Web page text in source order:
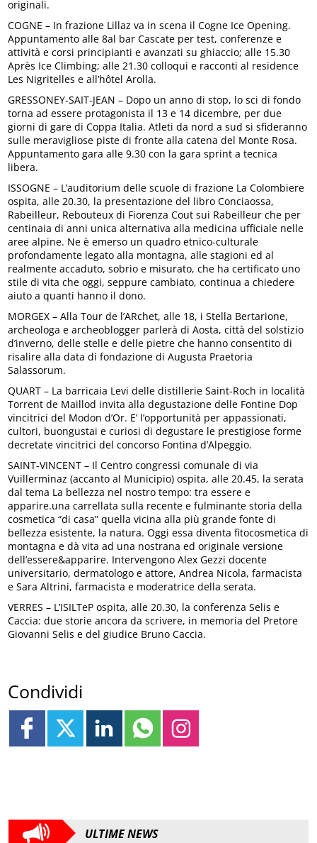
originali.
COGNE – In frazione Lillaz va in scena il Cogne Ice Opening.
Appuntamento alle 8al bar Cascate per test, conferenze e
attività e corsi principianti e avanzati su ghiaccio; alle 15.30
Après Ice Climbing; alle 21.30 colloqui e racconti al residence
Les Nigritelles e all’hôtel Arolla.
GRESSONEY-SAIT-JEAN – Dopo un anno di stop, lo sci di fondo
torna ad essere protagonista il 13 e 14 dicembre, per due
giorni di gare di Coppa Italia. Atleti da nord a sud si sfideranno
sulle meravigliose piste di fronte alla catena del Monte Rosa.
Appuntamento gara alle 9.30 con la gara sprint a tecnica
libera.
ISSOGNE – L’auditorium delle scuole di frazione La Colombiere
ospita, alle 20.30, la presentazione del libro Conciaossa,
Rabeilleur, Rebouteux di Fiorenza Cout sui Rabeilleur che per
centinaia di anni unica alternativa alla medicina ufficiale nelle
aree alpine. Ne è emerso un quadro etnico-culturale
profondamente legato alla montagna, alle stagioni ed al
realmente accaduto, sobrio e misurato, che ha certificato uno
stile di vita che oggi, seppure cambiato, continua a chiedere
aiuto a quanti hanno il dono.
MORGEX – Alla Tour de l’ARchet, alle 18, i Stella Bertarione,
archeologa e archeoblogger parlerà di Aosta, città del solstizio
d’inverno, delle stelle e delle pietre che hanno consentito di
risalire alla data di fondazione di Augusta Praetoria
Salassorum.
QUART – La barricaia Levi delle distillerie Saint-Roch in località
Torrent de Maillod invita alla degustazione delle Fontine Dop
vincitrici del Modon d’Or. E’ l’opportunità per appassionati,
cultori, buongustai e curiosi di degustare le prestigiose forme
decretate vincitrici del concorso Fontina d’Alpeggio.
SAINT-VINCENT – Il Centro congressi comunale di via
Vuillerminaz (accanto al Municipio) ospita, alle 20.45, la serata
dal tema La bellezza nel nostro tempo: tra essere e
apparire.una carrellata sulla recente e fulminante storia della
cosmetica “di casa” quella vicina alla più grande fonte di
bellezza esistente, la natura. Oggi essa diventa fitocosmetica di
montagna e dà vita ad una nostrana ed originale versione
dell’essere&apparire. Intervengono Alex Gezzi docente
universitario, dermatologo e attore, Andrea Nicola, farmacista
e Sara Altrini, farmacista e moderatrice della serata.
VERRES – L’ISILTeP ospita, alle 20.30, la conferenza Selis e
Caccia: due storie ancora da scrivere, in memoria del Pretore
Giovanni Selis e del giudice Bruno Caccia.
Condividi
ULTIME NEWS